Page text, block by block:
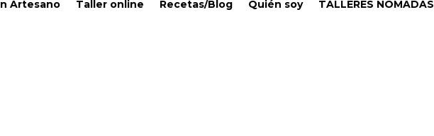
Artesano Taller online Recetas/Blog Quién soy TALLERES NÓMADAS